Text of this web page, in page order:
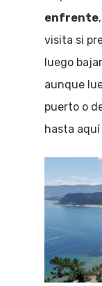
enfrente
visita si
luego
aunque
puerto o
hasta